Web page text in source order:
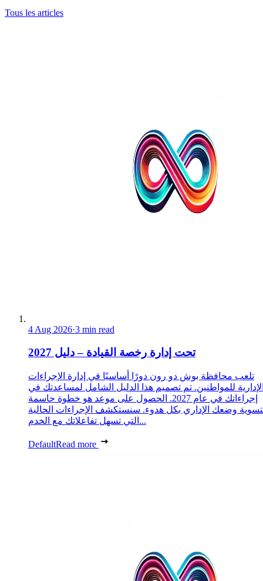
Tous les articles
4 Aug 2026·3 min read
تحت إدارة رخصة القيادة – دليل 2027
تلعب محافظة بوش دو رون دورًا أساسيًا في إدارة الإجراءات
للمواطنين. تم تصميم هذا الدليل الشامل لمساعدتك في
إجراءاتك في عام 2027. الحصول على موعد هو خطوة حاسمة
وضعك الإداري بكل هدوء. سنستكشف الإجراءات الحالية
التي تسهل تفاعلاتك مع الخدم...
DefaultRead more